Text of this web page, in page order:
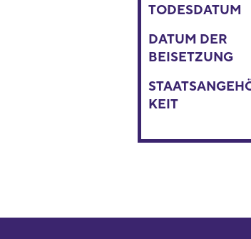
TODESDATUM
DATUM DER
BEISETZUNG
KEIT